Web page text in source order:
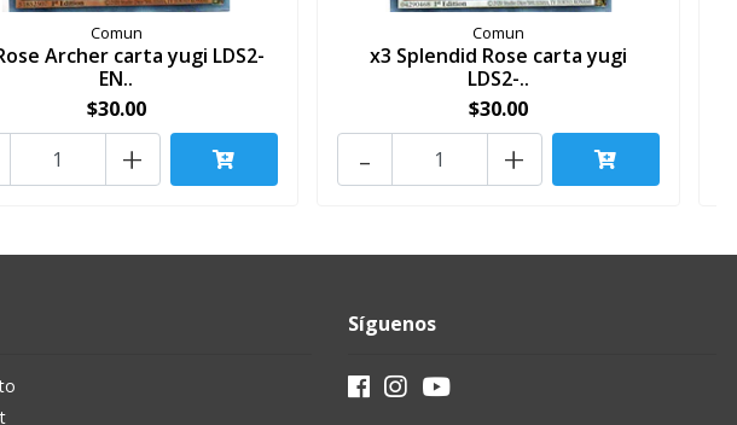
Comun
Archer carta yugi LDS2-
EN..
$30.00
+
Comun
x3 Splendid Rose carta yugi
LDS2-..
$30.00
+
-
Síguenos